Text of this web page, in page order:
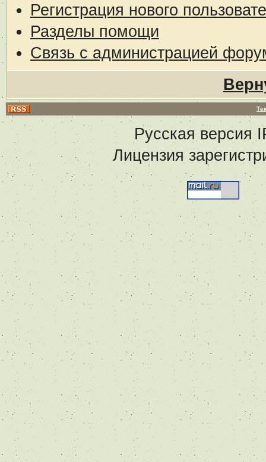
Регистрация нового
Разделы помощи
Связь с администрацией
Русская версия
Лицензия